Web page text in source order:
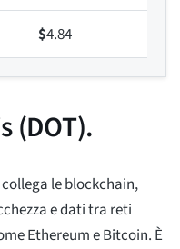
$4.84
(DOT).
le blockchain,
e dati tra reti
Ethereum e Bitcoin. È